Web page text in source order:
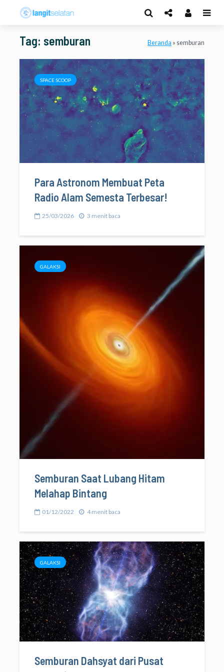
Tag: semburan Beranda » semburan
SPACE SCOOP
Para Astronom Membuat Peta
Radio Alam Semesta Terbesar!
25/03/2026 3 menit baca
GALAKSI
Semburan Saat Lubang Hitam
Melahap Bintang
01/12/2022 4 menit baca
GALAKSI
Semburan Dahsyat dari Pusat